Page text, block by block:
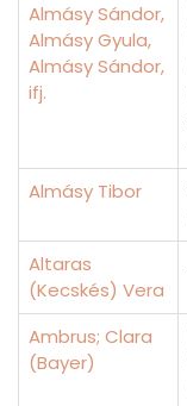
Almásy Sándor,
Almásy Gyula,
Almásy Sándor,
ifj.
Almásy Tibor
Altaras
(Kecskés) Vera
Ambrus; Clara
(Bayer)